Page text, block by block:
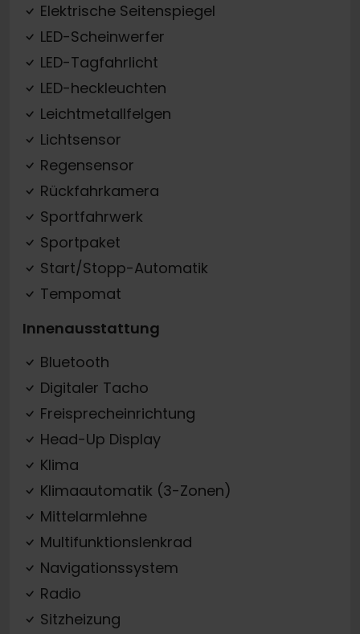
Elektrische Seitenspiegel
LED-Scheinwerfer
LED-Tagfahrlicht
LED-heckleuchten
Leichtmetallfelgen
Lichtsensor
Regensensor
Rückfahrkamera
Sportfahrwerk
Sportpaket
Start/Stopp-Automatik
Tempomat
Innenausstattung
Bluetooth
Digitaler Tacho
Freisprecheinrichtung
Head-Up Display
Klima
Klimaautomatik (3-Zonen)
Mittelarmlehne
Multifunktionslenkrad
Navigationssystem
Radio
Sitzheizung